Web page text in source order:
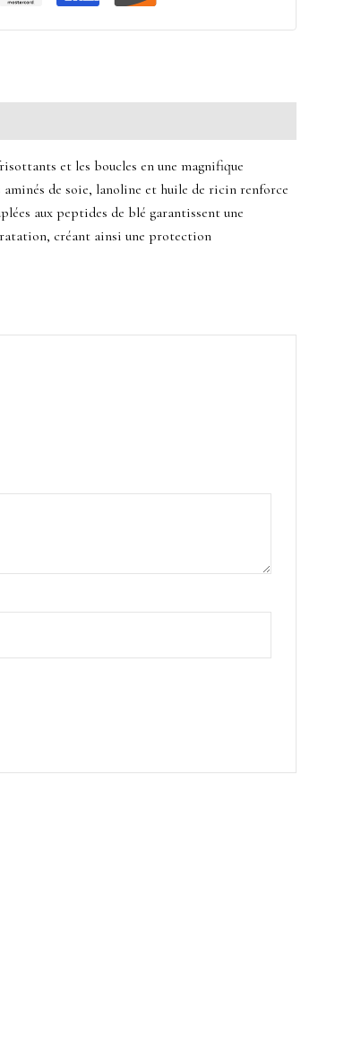
et les boucles en une magnifique
aminés de soie, lanoline et huile de ricin renforce
aux peptides de blé garantissent une
créant ainsi une protection